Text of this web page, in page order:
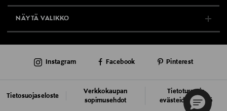
NÄYTÄ VALIKKO
AJANKOHTAISTA
Tietosuojaseloste
Verkkokaupan
sopimusehdot
Tietoturva ja
evästeiden käyttö
Instagram Facebook Pinterest